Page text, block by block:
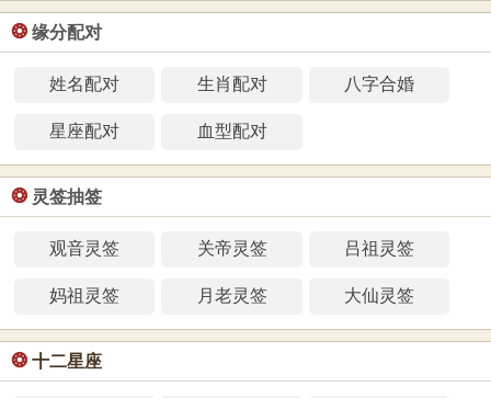
❂ 缘分配对
姓名配对 生肖配对 八字合婚
星座配对 血型配对
❂ 灵签抽签
观音灵签 关帝灵签 吕祖灵签
妈祖灵签 月老灵签 大仙灵签
❂ 十二星座